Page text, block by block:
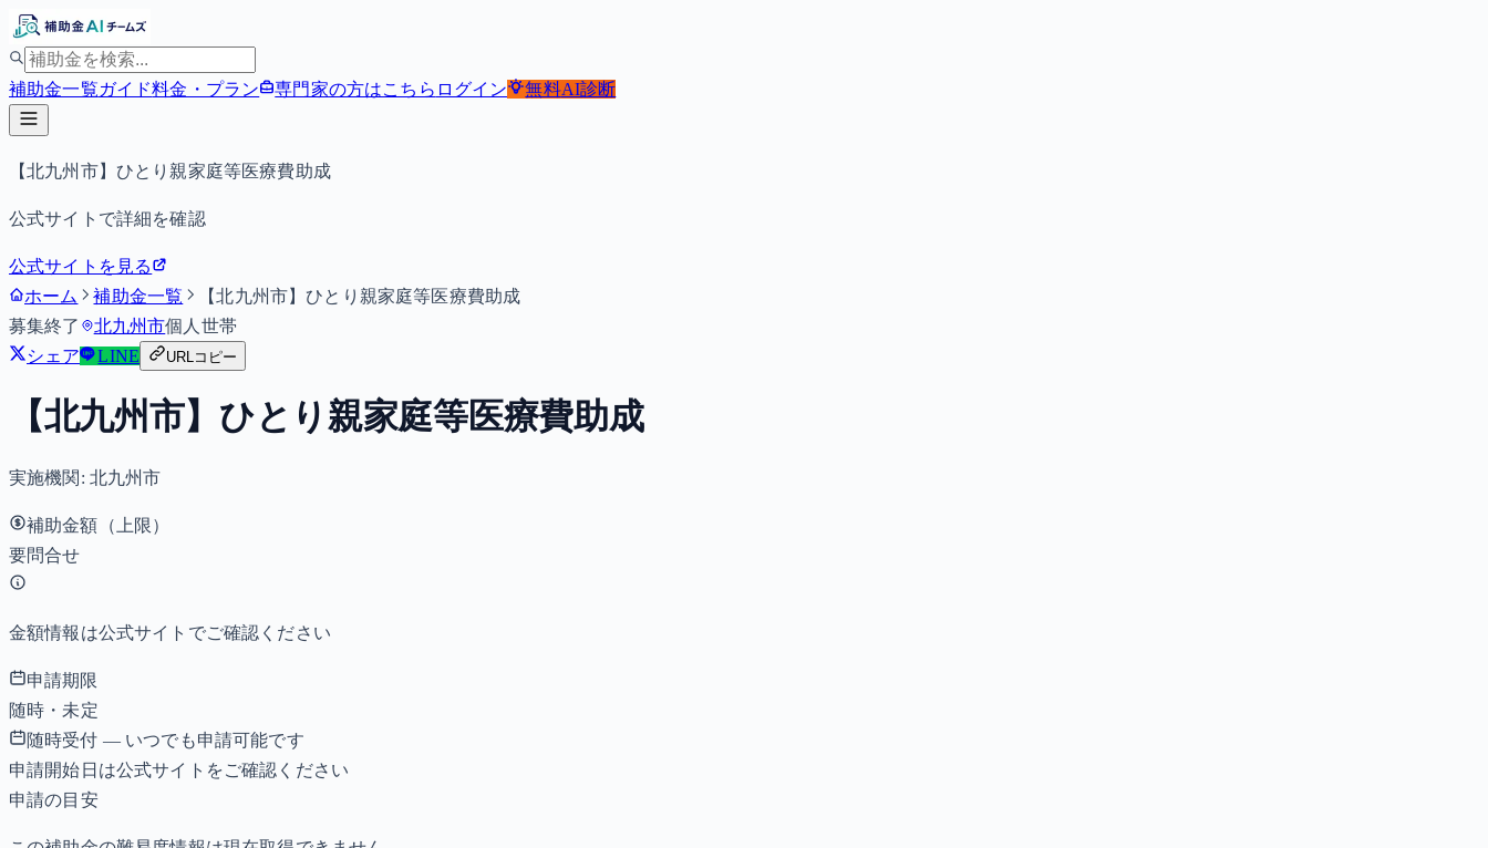
補助金一覧ガイド料金・プラン 専門家の方はこちら ログイン 無料AI診断
【北九州市】ひとり親家庭等医療費助成
公式サイトで詳細を確認
公式サイトを見る
ホーム
補助金一覧
【北九州市】ひとり親家庭等医療費助成
募集終了
北九州市個人 世帯
シェア
LINE URLコピー
【北九州市】ひとり親家庭等医療費助成
実施機関: 北九州市
補助金額（上限）
要問合せ
金額情報は公式サイトでご確認ください
申請期限
随時・未定
随時受付 — いつでも申請可能です
申請開始日は公式サイトをご確認ください
申請の目安